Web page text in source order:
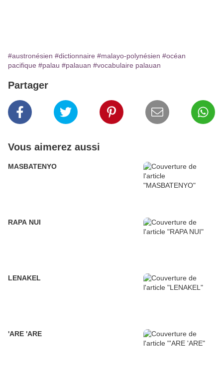
#austronésien #dictionnaire #malayo-polynésien #océan
pacifique #palau #palauan #vocabulaire palauan
Partager
Vous aimerez aussi
MASBATENYO
RAPA NUI
LENAKEL
'ARE 'ARE